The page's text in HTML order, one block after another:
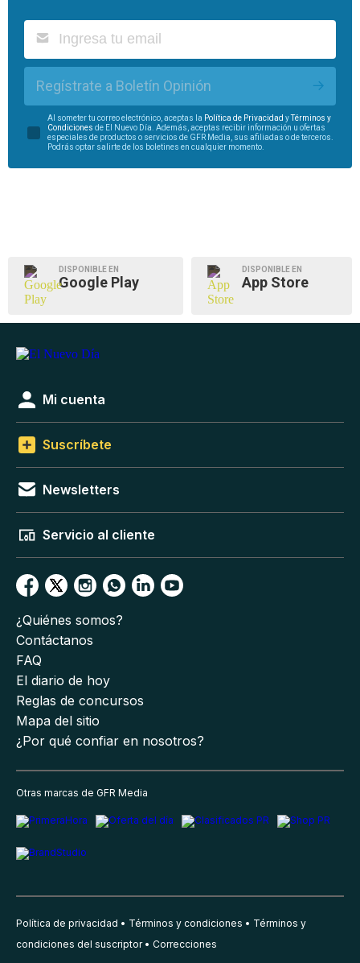
Regístrate a Boletín Opinión
Al someter tu correo electrónico, aceptas la Política de Privacidad yTérminos y
Condiciones de El Nuevo Día. Además, aceptas recibir información u ofertas
especiales de productos o servicios de GFR Media, sus afiliadas o de terceros.
Podrás optar salirte de los boletines en cualquier momento.
DISPONIBLE EN
Google Play
DISPONIBLE EN
App Store
Mi cuenta
Suscríbete
Newsletters
Servicio al cliente
¿Quiénes somos?
Contáctanos
FAQ
El diario de hoy
Reglas de concursos
Mapa del sitio
¿Por qué confiar en nosotros?
Otras marcas de GFR Media
Política de privacidad Términos y condiciones
Términos y
condiciones del suscriptor
Correcciones